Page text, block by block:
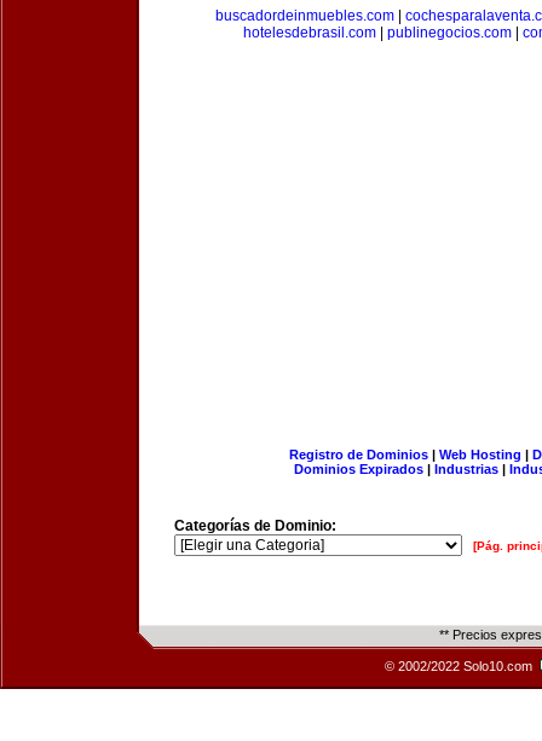
buscadordeinmuebles.com
hotelesdebrasil.com
publinegocios.com
Registro de Dominios| Web Hosting |
Dominios Expirados | Industrias |
Categorías de Dominio:
[Pág.
** Precios
© 2002/2022 Solo10.com